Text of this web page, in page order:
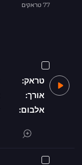
77 טראקים
טראק:
אורך:
אלבום: